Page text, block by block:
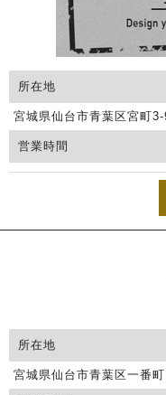
所在地
宮城県仙台市青葉区宮町
営業時間
所在地
宮城県仙台市青葉区一番